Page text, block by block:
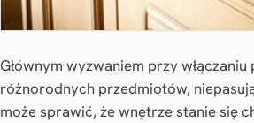
Głównym wyzwaniem przy
różnorodnych przedmiotów,
może sprawić, że wnętrze stanie się